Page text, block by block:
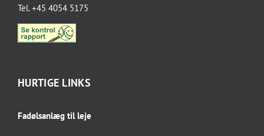
Tel. +45 4054 5175
HURTIGE LINKS
Fadølsanlæg til leje